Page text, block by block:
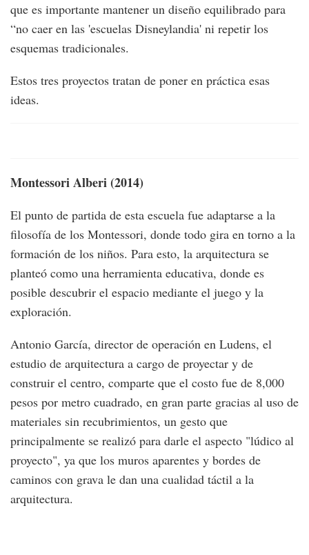
que es importante mantener un diseño equilibrado para
“no caer en las 'escuelas Disneylandia' ni repetir los
esquemas tradicionales.
Estos tres proyectos tratan de poner en práctica esas
ideas.
Montessori Alberi (2014)
El punto de partida de esta escuela fue adaptarse a la
filosofía de los Montessori, donde todo gira en torno a la
formación de los niños. Para esto, la arquitectura se
planteó como una herramienta educativa, donde es
posible descubrir el espacio mediante el juego y la
exploración.
Antonio García, director de operación en Ludens, el
estudio de arquitectura a cargo de proyectar y de
construir el centro, comparte que el costo fue de 8,000
pesos por metro cuadrado, en gran parte gracias al uso de
materiales sin recubrimientos, un gesto que
principalmente se realizó para darle el aspecto "lúdico al
proyecto", ya que los muros aparentes y bordes de
caminos con grava le dan una cualidad táctil a la
arquitectura.